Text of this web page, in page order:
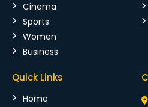
Cinema
Sports
Women
Business
Quick Links
Home